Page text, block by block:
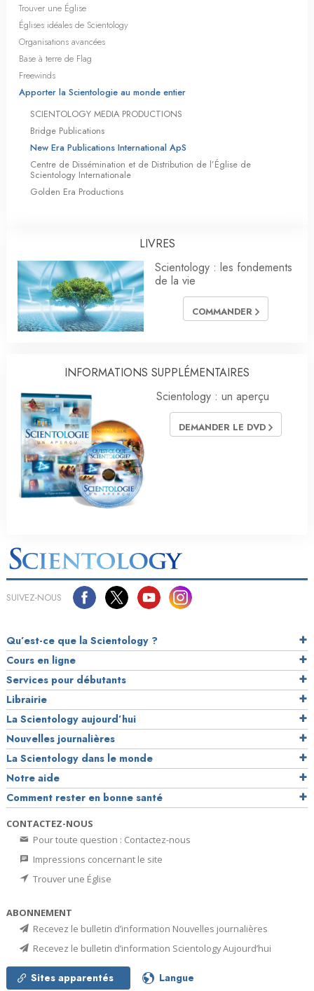
Trouver une Église
Églises idéales de Scientology
Organisations avancées
Base à terre de Flag
Freewinds
Apporter la Scientologie au monde entier
SCIENTOLOGY MEDIA PRODUCTIONS
Bridge Publications
New Era Publications International ApS
Centre de Dissémination et de Distribution de l’Église de
Scientology Internationale
Golden Era Productions
LIVRES
Scientology : les fondements
de la vie
COMMANDER
INFORMATIONS SUPPLÉMENTAIRES
Scientology : un aperçu
DEMANDER LE DVD
SUIVEZ-NOUS
Qu’est-ce que la Scientology ?
Cours en ligne
Services pour débutants
Librairie
La Scientology aujourd’hui
Nouvelles journalières
La Scientology dans le monde
Notre aide
Comment rester en bonne santé
CONTACTEZ-NOUS
Pour toute question : Contactez-nous
Impressions concernant le site
Trouver une Église
ABONNEMENT
Recevez le bulletin d’information Nouvelles journalières
Recevez le bulletin d’information Scientology Aujourd’hui
Sites apparentés Langue